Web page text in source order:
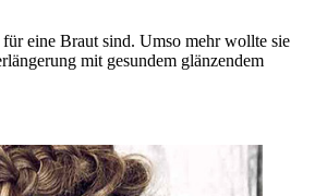
eine Braut sind. Umso mehr wollte sie
mit gesundem glänzendem